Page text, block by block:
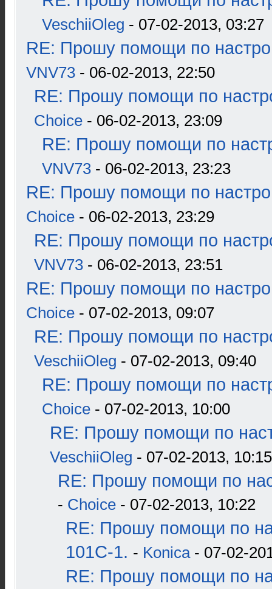
VeschiiOleg - 07-02-2013, 03:27
RE: Прошу помощи по
VNV73 - 06-02-2013, 22:50
RE: Прошу помощи по
Choice - 06-02-2013, 23:09
RE: Прошу помощи по
VNV73 - 06-02-2013, 23:23
RE: Прошу помощи по
Choice - 06-02-2013, 23:29
RE: Прошу помощи по
VNV73 - 06-02-2013, 23:51
RE: Прошу помощи по
Choice - 07-02-2013, 09:07
RE: Прошу помощи по
VeschiiOleg - 07-02-2013, 09:40
RE: Прошу помощи по
Choice - 07-02-2013, 10:00
RE: Прошу помощи по
VeschiiOleg - 07-02-2013, 10:15
RE: Прошу помощи по
- Choice - 07-02-2013, 10:22
RE: Прошу помощи по
101С-1. - Konica- 07-02-
RE: Прошу помощи по